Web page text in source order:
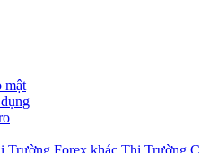
mật
Trường Forex khác Thị Trường